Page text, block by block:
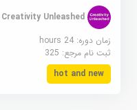
Creativity Unleashed
زمان دوره: 24 hours
ثبت نام مرجع:325
hot and new